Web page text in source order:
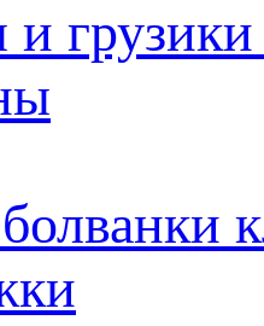
грузики